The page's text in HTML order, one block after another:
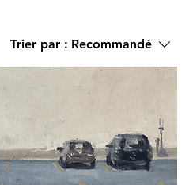
Trier par : Recommandé